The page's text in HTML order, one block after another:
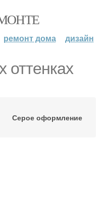
ремонт дома дизайн
оттенках
Серое оформление